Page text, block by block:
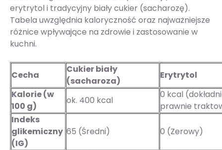
erytrytol i tradycyjny biały cukier (sacharozę).
Tabela uwzględnia kaloryczność oraz najważniejsze
różnice wpływające na zdrowie i zastosowanie w
kuchni.
Cecha
Cukier biały
(sacharoza)
Erytrytol
Kalorie (w
100 g)
ok. 400 kcal
0 kcal
prawnie
Indeks
glikemiczny
(IG)
65 (Średni) 0 (Zerowy)